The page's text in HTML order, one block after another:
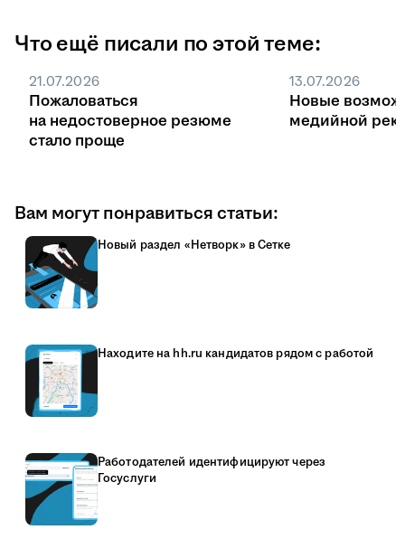
Что ещё писали по этой теме:
21.07.2026
Пожаловаться
на недостоверное резюме
стало проще
13.07.2026
Новые
медийной
Вам могут понравиться статьи:
Новый раздел «Нетворк» в Сетке
Находите на hh.ru кандидатов рядом с работой
Работодателей идентифицируют через
Госуслуги